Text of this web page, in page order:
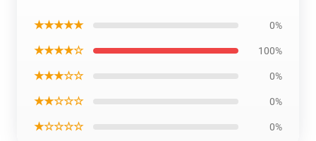
★★★★★ 0%
★★★★☆ 100%
★★★☆☆ 0%
★★☆☆☆ 0%
★☆☆☆☆ 0%